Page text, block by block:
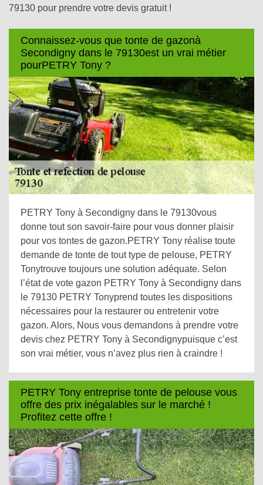
79130 pour prendre votre devis gratuit !
Connaissez-vous que tonte de gazonà
Secondigny dans le 79130est un vrai métier
pourPETRY Tony ?
PETRY Tony à Secondigny dans le 79130vous
donne tout son savoir-faire pour vous donner plaisir
pour vos tontes de gazon.PETRY Tony réalise toute
demande de tonte de tout type de pelouse, PETRY
Tonytrouve toujours une solution adéquate. Selon
l’état de vote gazon PETRY Tony à Secondigny dans
le 79130 PETRY Tonyprend toutes les dispositions
nécessaires pour la restaurer ou entretenir votre
gazon. Alors, Nous vous demandons à prendre votre
devis chez PETRY Tony à Secondignypuisque c’est
son vrai métier, vous n’avez plus rien à craindre !
PETRY Tony entreprise tonte de pelouse vous
offre des prix inégalables sur le marché !
Profitez cette offre !